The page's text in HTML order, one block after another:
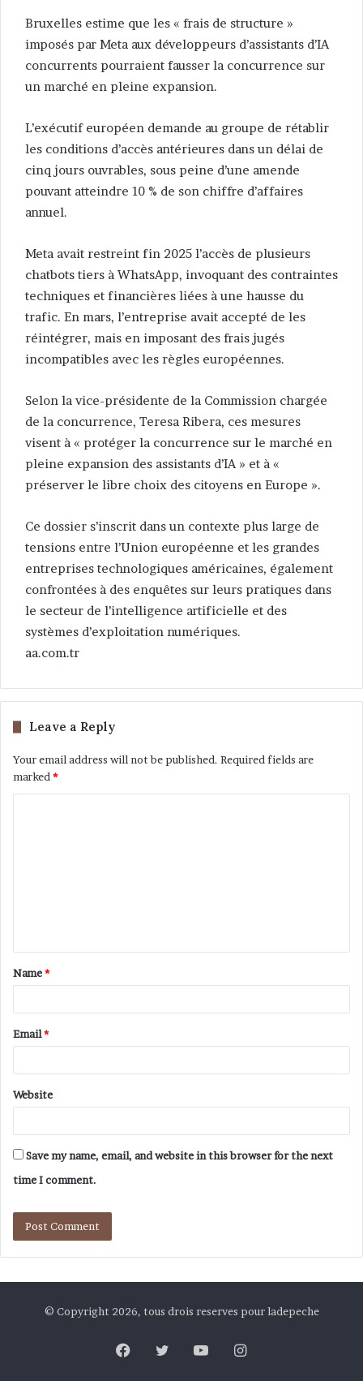
Bruxelles estime que les « frais de structure »
imposés par Meta aux développeurs d’assistants d’IA
concurrents pourraient fausser la concurrence sur
un marché en pleine expansion.
L’exécutif européen demande au groupe de rétablir
les conditions d’accès antérieures dans un délai de
cinq jours ouvrables, sous peine d’une amende
pouvant atteindre 10 % de son chiffre d’affaires
annuel.
Meta avait restreint fin 2025 l’accès de plusieurs
chatbots tiers à WhatsApp, invoquant des contraintes
techniques et financières liées à une hausse du
trafic. En mars, l’entreprise avait accepté de les
réintégrer, mais en imposant des frais jugés
incompatibles avec les règles européennes.
Selon la vice-présidente de la Commission chargée
de la concurrence, Teresa Ribera, ces mesures
visent à « protéger la concurrence sur le marché en
pleine expansion des assistants d’IA » et à «
préserver le libre choix des citoyens en Europe ».
Ce dossier s’inscrit dans un contexte plus large de
tensions entre l’Union européenne et les grandes
entreprises technologiques américaines, également
confrontées à des enquêtes sur leurs pratiques dans
le secteur de l’intelligence artificielle et des
systèmes d’exploitation numériques.
aa.com.tr
Leave a Reply
Your email address will not be published. Required fields are
marked *
Name*
Email*
Website
Save my name, email, and website in this browser for the next
time I comment.
© Copyright 2026, tous drois reserves pour ladepeche
Facebook
TwitterYouTubeInstagram